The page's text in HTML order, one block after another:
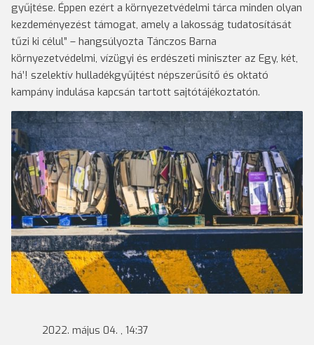
gyűjtése. Éppen ezért a környezetvédelmi tárca minden olyan
kezdeményezést támogat, amely a lakosság tudatosítását
tűzi ki célul” – hangsúlyozta Tánczos Barna
környezetvédelmi, vízügyi és erdészeti miniszter az Egy, két,
há’! szelektív hulladékgyűjtést népszerűsítő és oktató
kampány indulása kapcsán tartott sajtótájékoztatón.
2022. május 04. , 14:37